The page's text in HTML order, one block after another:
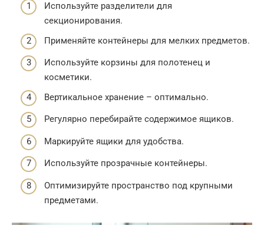
Используйте разделители для
секционирования.
Применяйте контейнеры для мелких предметов.
Используйте корзины для полотенец и
косметики.
Вертикальное хранение – оптимально.
Регулярно перебирайте содержимое ящиков.
Маркируйте ящики для удобства.
Используйте прозрачные контейнеры.
Оптимизируйте пространство под крупными
предметами.